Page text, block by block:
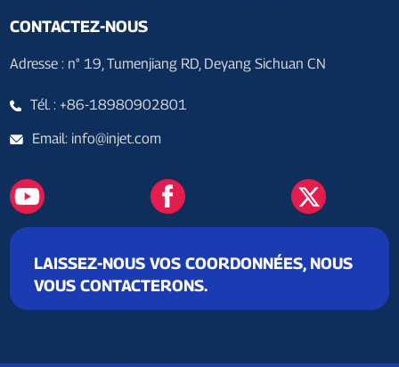
CONTACTEZ-NOUS
Adresse : n° 19, Tumenjiang RD, Deyang Sichuan CN
Tél. : +86-18980902801
Email: info@injet.com
LAISSEZ-NOUS VOS COORDONNÉES, NOUS
VOUS CONTACTERONS.